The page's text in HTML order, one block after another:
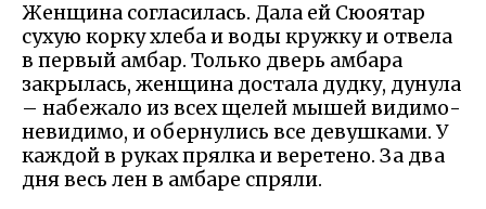
Женщина согласилась. Дала ей Сюоятар
сухую корку хлеба и воды кружку и отвела
в первый амбар. Только дверь амбара
закрылась, женщина достала дудку, дунула
– набежало из всех щелей мышей видимо-
невидимо, и обернулись все девушками. У
каждой в руках прялка и веретено. За два
дня весь лен в амбаре спряли.